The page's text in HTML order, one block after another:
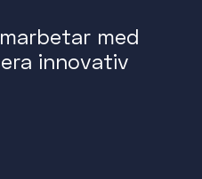
med
innovativ